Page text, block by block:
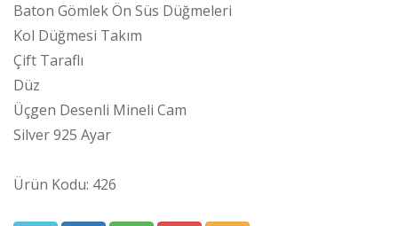
Baton Gömlek Ön Süs Düğmeleri
Kol Düğmesi Takım
Çift Taraflı
Düz
Üçgen Desenli Mineli Cam
Silver 925 Ayar
Ürün Kodu: 426